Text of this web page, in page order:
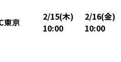
東京
2/15(木)
10:00
2/16(金)
10:00